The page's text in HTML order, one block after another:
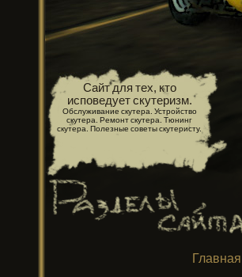
Сайт для тех, кто
исповедует скутеризм.
Обслуживание скутера. Устройство
скутера. Ремонт скутера. Тюнинг
скутера. Полезные советы скутеристу.
Главная